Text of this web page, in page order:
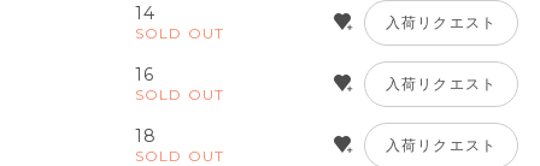
14
SOLD OUT
入荷リクエスト
16
SOLD OUT
入荷リクエスト
18
SOLD OUT
入荷リクエスト